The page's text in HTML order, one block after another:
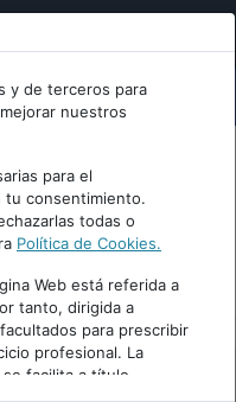
y de terceros para
nuestros
para el
tu consentimiento.
todas o
Política de Cookies.
Web está referida a
tanto, dirigida a
para prescribir
profesional. La
facilita a título
de los